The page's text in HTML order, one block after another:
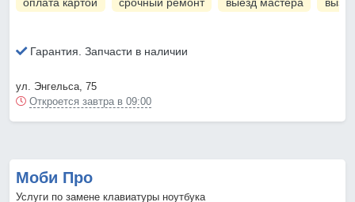
Гарантия. Запчасти в наличии
ул. Энгельса, 75
Откроется завтра в 09:00
Моби Про
Услуги по замене клавиатуры ноутбука